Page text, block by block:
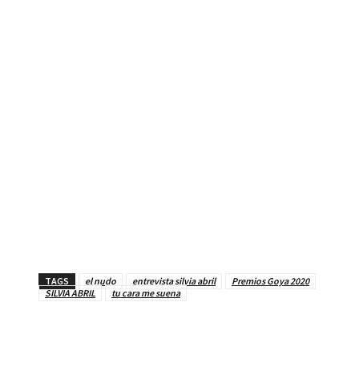
TAGS el nudo entrevista silvia abril
Premios Goya 2020
SILVIA ABRIL
tu cara me suena